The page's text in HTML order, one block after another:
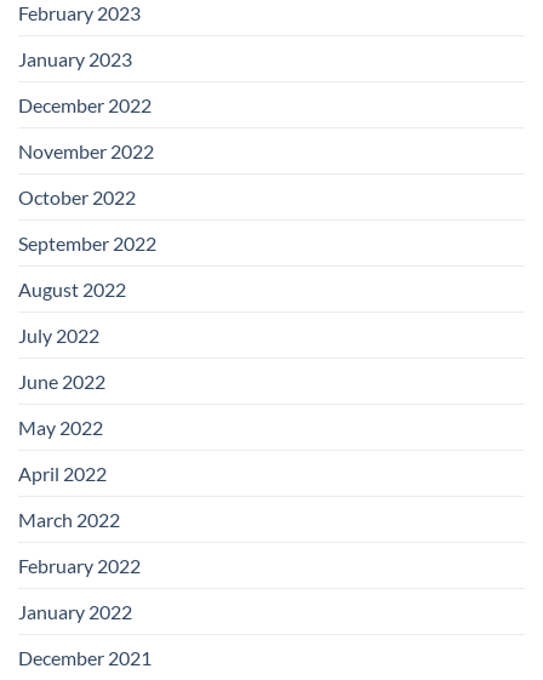
February 2023
January 2023
December 2022
November 2022
October 2022
September 2022
August 2022
July 2022
June 2022
May 2022
April 2022
March 2022
February 2022
January 2022
December 2021